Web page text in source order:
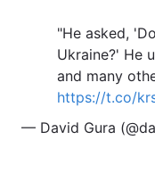
"He asked,
Ukraine?' He
and many
https://t.co/
— David Gura